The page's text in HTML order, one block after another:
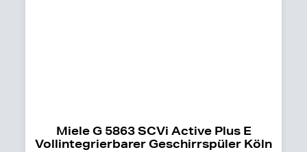
Miele G 5863 SCVi Active Plus E
Vollintegrierbarer Geschirrspüler Köln